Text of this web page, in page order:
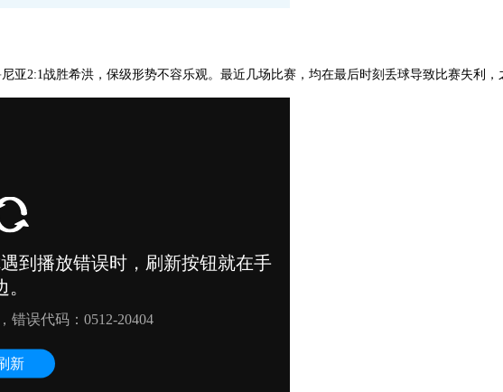
亚2:1战胜希洪，保级形势不容乐观。最近几场比赛，均在最后时刻丢球导致比赛失利，